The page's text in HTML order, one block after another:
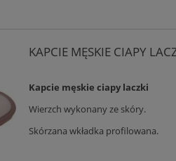
KAPCIE MĘSKIE CIAPY
Kapcie męskie ciapy laczki
Wierzch wykonany ze skóry.
Skórzana wkładka profilowana.